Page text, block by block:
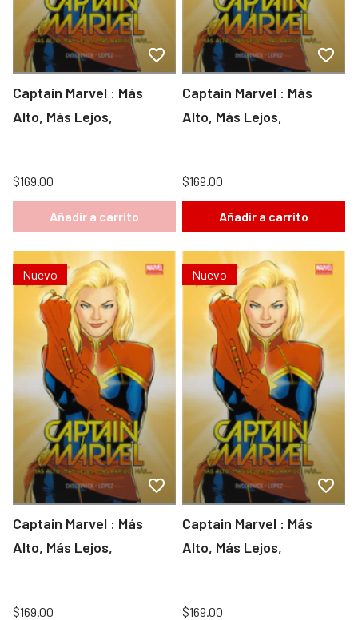
Captain Marvel : Más
Alto, Más Lejos,
$169.00
Añadir a carrito
Captain Marvel : Más
Alto, Más Lejos,
$169.00
Añadir a carrito
Nuevo
Captain Marvel : Más
Alto, Más Lejos,
$169.00
Nuevo
Captain Marvel : Más
Alto, Más Lejos,
$169.00